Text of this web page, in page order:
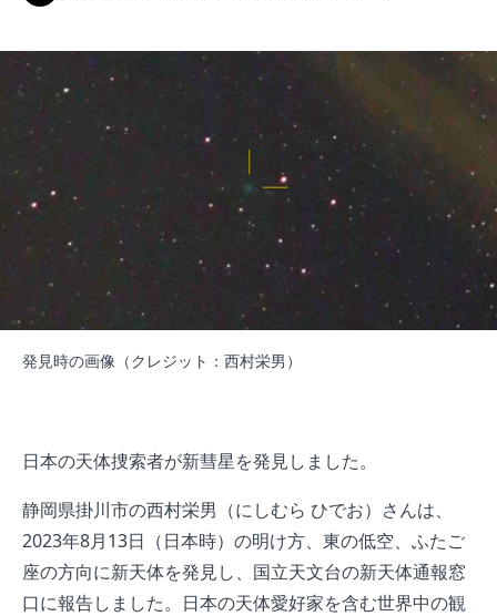
発見時の画像（クレジット：西村栄男）
日本の天体捜索者が新彗星を発見しました。
静岡県掛川市の西村栄男（にしむら ひでお）さんは、
2023年8月13日（日本時）の明け方、東の低空、ふたご
座の方向に新天体を発見し、国立天文台の新天体通報窓
口に報告しました。日本の天体愛好家を含む世界中の観